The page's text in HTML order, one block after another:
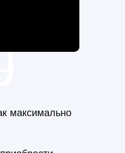
максимально